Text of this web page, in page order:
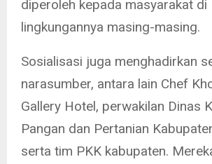
diperoleh kepada masyarakat di
lingkungannya masing-masing.
Sosialisasi juga menghadirkan
narasumber, antara lain Chef
Gallery Hotel, perwakilan Dinas
Pangan dan Pertanian
serta tim PKK kabupaten.